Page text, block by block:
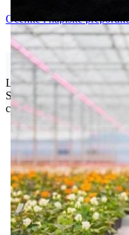
Ocenite i napišite
Isporuka Info
Limit za porudžbinu je
Srbije. Za inostranstvo,
ceni i mogućnostima
Bio priča
Biostimulacija
Dezinfekcija
Feromoni i klopke
Folije i